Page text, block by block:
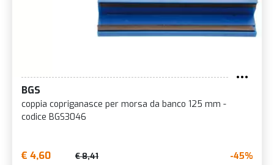
BGS
coppia copriganasce per morsa da banco 125 mm -
codice BGS3046
€ 4,60 € 8,41 -45%